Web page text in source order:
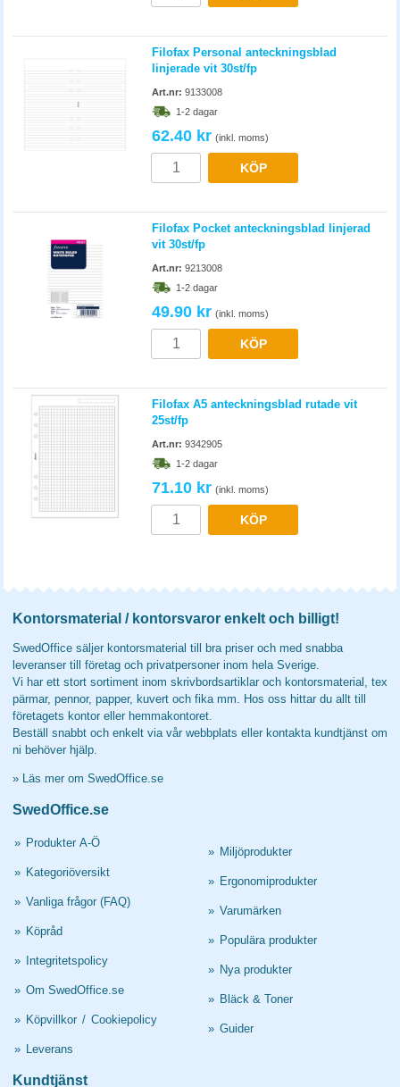
Filofax Personal anteckningsblad
linjerade vit 30st/fp
Art.nr: 9133008
1-2 dagar
62.40 kr (inkl. moms)
KÖP
Filofax Pocket anteckningsblad linjerad
vit 30st/fp
Art.nr: 9213008
1-2 dagar
49.90 kr (inkl. moms)
KÖP
Filofax A5 anteckningsblad rutade vit
25st/fp
Art.nr: 9342905
1-2 dagar
71.10 kr (inkl. moms)
KÖP
Kontorsmaterial / kontorsvaror enkelt och billigt!
SwedOffice säljer kontorsmaterial till bra priser och med snabba
leveranser till företag och privatpersoner inom hela Sverige.
Vi har ett stort sortiment inom skrivbordsartiklar och kontorsmaterial, tex
pärmar, pennor, papper, kuvert och fika mm. Hos oss hittar du allt till
företagets kontor eller hemmakontoret.
Beställ snabbt och enkelt via vår webbplats eller kontakta kundtjänst om
ni behöver hjälp.
» Läs mer om SwedOffice.se
SwedOffice.se
» Produkter A-Ö
» Kategoriöversikt
» Vanliga frågor (FAQ)
» Köpråd
» Integritetspolicy
» Om SwedOffice.se
» Köpvillkor / Cookiepolicy
» Leverans
» Miljöprodukter
» Ergonomiprodukter
» Varumärken
» Populära produkter
» Nya produkter
» Bläck & Toner
» Guider
Kundtjänst